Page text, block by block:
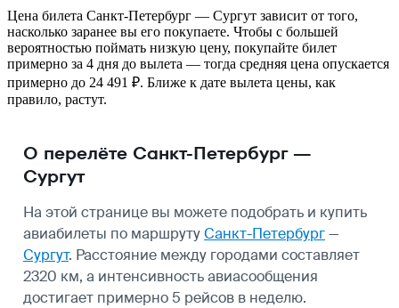
Цена билета Санкт-Петербург — Сургут зависит от того,
насколько заранее вы его покупаете. Чтобы с большей
вероятностью поймать низкую цену, покупайте билет
примерно за 4 дня до вылета — тогда средняя цена опускается
примерно до 24 491 ₽. Ближе к дате вылета цены, как
правило, растут.
О перелёте Санкт-Петербург —
Сургут
На этой странице вы можете подобрать и купить
авиабилеты по маршрутуСанкт-Петербург—
Сургут. Расстояние между городами составляет
2320 км, а интенсивность авиасообщения
достигает примерно 5 рейсов в неделю.